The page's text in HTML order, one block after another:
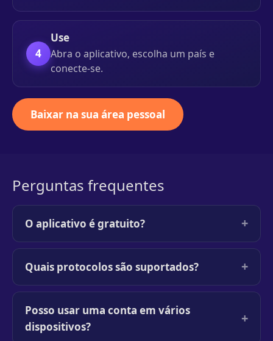
4
Use
Abra o aplicativo, escolha um país e
conecte-se.
Baixar na sua área pessoal
Perguntas frequentes
O aplicativo é gratuito? +
Quais protocolos são suportados? +
Posso usar uma conta em vários
dispositivos?
+